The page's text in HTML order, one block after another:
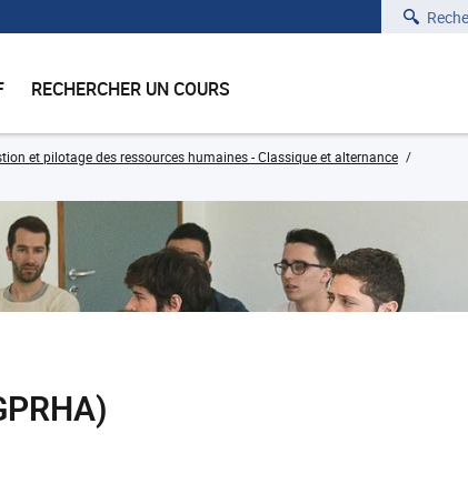
Rechercher
RECHERCHER UN COURS
et pilotage des ressources humaines - Classique et alternance